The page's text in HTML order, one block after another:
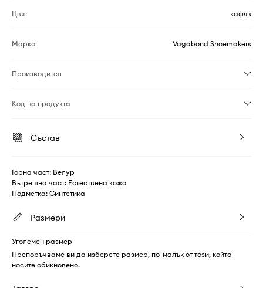
Цвят кафяв
Марка Vagabond Shoemakers
Производител
Код на продукта
Състав
Горна част: Велур
Вътрешна част: Естествена кожа
Подметка: Синтетика
Размери
Уголемен размер
Препоръчваме ви да изберете размер, по-малък от този, който
носите обикновено.